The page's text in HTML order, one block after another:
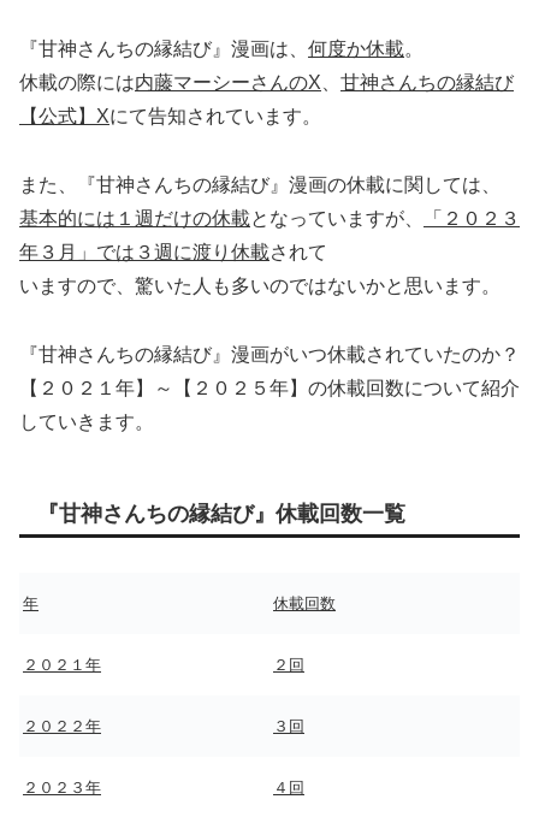
『甘神さんちの縁結び』漫画は、 何度か休載。
休載の際には内藤マーシーさんのX
甘神さんちの縁結び
【公式】Xにて告知されています。
また、『甘神さんちの縁結び』漫画の休載に関しては、
基本的には１週だけの休載となっていますが、
「２０２３
年３月」では３週に渡り休載されて
いますので、驚いた人も多いのではないかと思います。
『甘神さんちの縁結び』漫画がいつ休載されていたのか？
【２０２１年】～【２０２５年】の休載回数について紹介
していきます。
『甘神さんちの縁結び』休載回数一覧
年 休載回数
２０２１年 ２回
２０２２年 ３回
２０２３年 ４回